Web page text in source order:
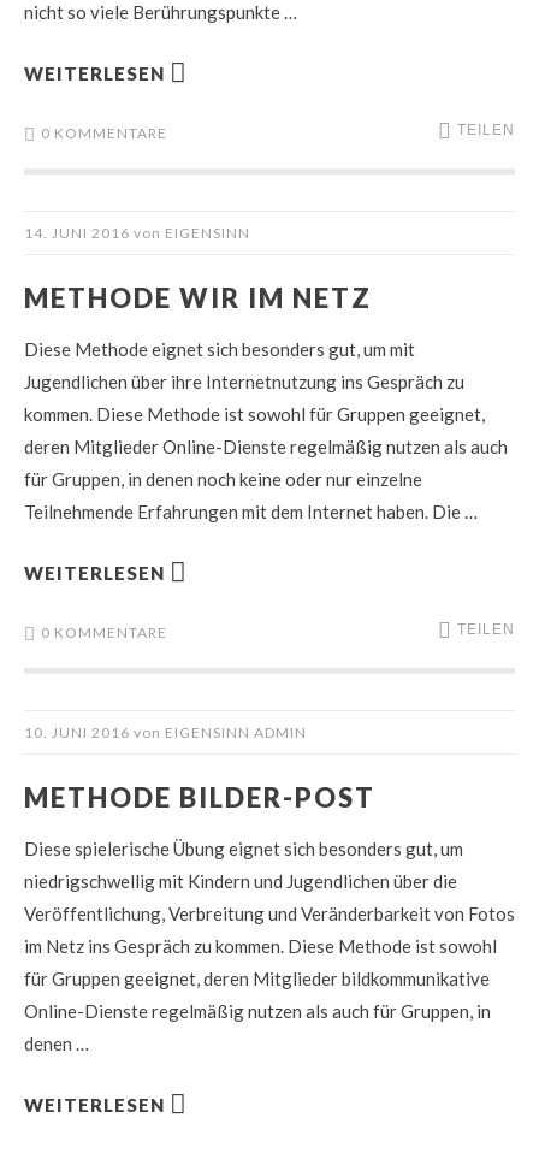
nicht so viele Berührungspunkte …
WEITERLESEN
0 KOMMENTARE TEILEN
14. JUNI 2016 von EIGENSINN
METHODE WIR IM NETZ
Diese Methode eignet sich besonders gut, um mit
Jugendlichen über ihre Internetnutzung ins Gespräch zu
kommen. Diese Methode ist sowohl für Gruppen geeignet,
deren Mitglieder Online-Dienste regelmäßig nutzen als auch
für Gruppen, in denen noch keine oder nur einzelne
Teilnehmende Erfahrungen mit dem Internet haben. Die …
WEITERLESEN
0 KOMMENTARE TEILEN
10. JUNI 2016 von EIGENSINN ADMIN
METHODE BILDER-POST
Diese spielerische Übung eignet sich besonders gut, um
niedrigschwellig mit Kindern und Jugendlichen über die
Veröffentlichung, Verbreitung und Veränderbarkeit von Fotos
im Netz ins Gespräch zu kommen. Diese Methode ist sowohl
für Gruppen geeignet, deren Mitglieder bildkommunikative
Online-Dienste regelmäßig nutzen als auch für Gruppen, in
denen …
WEITERLESEN